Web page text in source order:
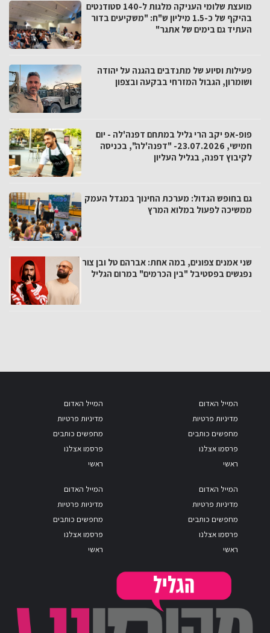
מועצת שלומי העניקה מלגות ל-140 סטודנטים
בהיקף של כ-1.5 מיליון ש"ח: "משקיעים בדור
העתיד גם בימים של אתגר"
פעילות וסיוע של מתנדבים בהגנה על יהודה
ושומרון, הגבול המזרחי בבקעה ובצפון
פופ-אפ יקב הרי גליל במתחם דפנה'לה - יום
חמישי, 23.07.2026- "דפנה'לה", בכניסה
לקיבוץ דפנה, בגליל העליון
גם בחופש הגדול: מערכת החינוך במגדל העמק
ממשיכה לפעול במלוא המרץ
שני אמנים צפונים, במה אחת: אברהם טל ובן צור
נפגשים בפסטיבל "בין הכרמים" במרום הגליל
המייל האדום
מדיניות פרטיות
מחפשים כותבים
פרסמו אצלנו
ראשי
המייל האדום
מדיניות פרטיות
מחפשים כותבים
פרסמו אצלנו
ראשי
המייל האדום
מדיניות פרטיות
מחפשים כותבים
פרסמו אצלנו
ראשי
המייל האדום
מדיניות פרטיות
מחפשים כותבים
פרסמו אצלנו
ראשי